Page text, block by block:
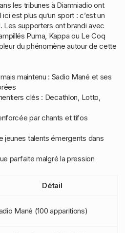
les tribunes à Diamniadio ont
est plus qu’un sport : c’est un
Les supporters ont brandi avec
Puma, Kappa ou Le Coq
du phénomène autour de cette
maintenu : Sadio Mané et ses
clés : Decathlon, Lotto,
par chants et tifos
jeunes talents émergents dans
parfaite malgré la pression
Détail
Mané (100 apparitions)